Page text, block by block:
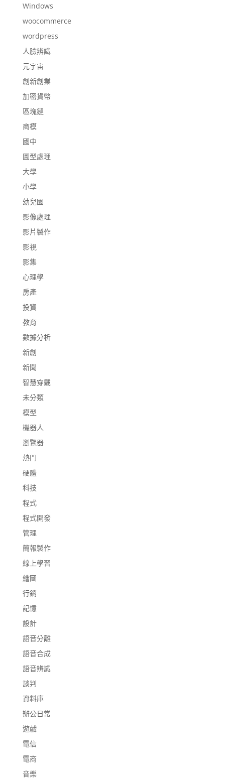
Windows
woocommerce
wordpress
人臉辨識
元宇宙
創新創業
加密貨幣
區塊鏈
商模
國中
圖型處理
大學
小學
幼兒園
影像處理
影片製作
影視
影集
心理學
房產
投資
教育
數據分析
新創
新聞
智慧穿戴
未分類
模型
機器人
瀏覽器
熱門
硬體
科技
程式
程式開發
管理
簡報製作
線上學習
繪圖
行銷
記憶
設計
語音分離
語音合成
語音辨識
談判
資料庫
辦公日常
遊戲
電信
電商
音樂